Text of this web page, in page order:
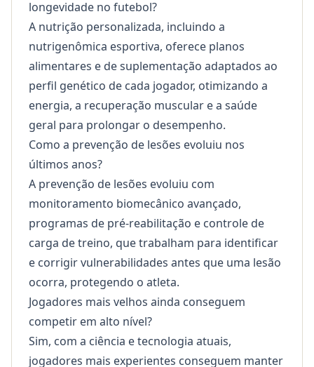
longevidade no futebol?
A nutrição personalizada, incluindo a
nutrigenômica esportiva, oferece planos
alimentares e de suplementação adaptados ao
perfil genético de cada jogador, otimizando a
energia, a recuperação muscular e a saúde
geral para prolongar o desempenho.
Como a prevenção de lesões evoluiu nos
últimos anos?
A prevenção de lesões evoluiu com
monitoramento biomecânico avançado,
programas de pré-reabilitação e controle de
carga de treino, que trabalham para identificar
e corrigir vulnerabilidades antes que uma lesão
ocorra, protegendo o atleta.
Jogadores mais velhos ainda conseguem
competir em alto nível?
Sim, com a ciência e tecnologia atuais,
jogadores mais experientes conseguem manter